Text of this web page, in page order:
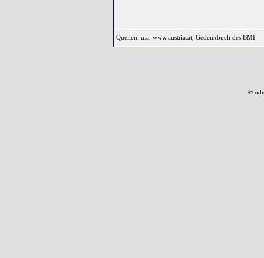
Quellen: u.a. www.austria.at, Gedenkbuch des BMI
©